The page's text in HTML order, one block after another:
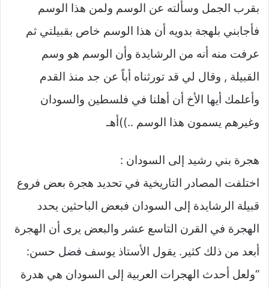
بقرب الجمل وسألته عن الوسم ولمن هذا الوسم
فأجابني بلهجة بدويه أن هذا الوسم خاص بقبيلتي ثم
عرفت منه أنه من الرشايدة وأن الوسم هو وسم
القبيلة , وقال لي قد تورثناه أباً عن جد منذ القدم
وأعلمك أيها الأخ أن أهلنا في فلسطين والسودان
وغيرهم يسمون هذا الوسم ..))أهـ
هجرة بني رشيد إلى السودان :
اختلفت المصادر التاريخية في تحديد هجرة بعض فروع
قبيلة الرشايدة إلى السودان فبعض الباحثين يحدد
الهجرة في القرن التاسع عشر والبعض يرى أن الهجرة
أبعد من ذلك كثير. يقول الأستاذ يوسف فضل حسن:
“ولعل أحدث الهجرات العربية إلى السودان هي هدرة